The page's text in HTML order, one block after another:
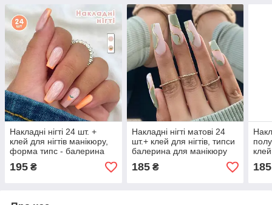
Накладні нігті 24 шт. +
клей для нігтів манікюру,
форма типс - балерина
195 ₴
Накладні нігті матові 24
шт.+ клей для нігтів, типси
балерина для манікюру
185₴ 185